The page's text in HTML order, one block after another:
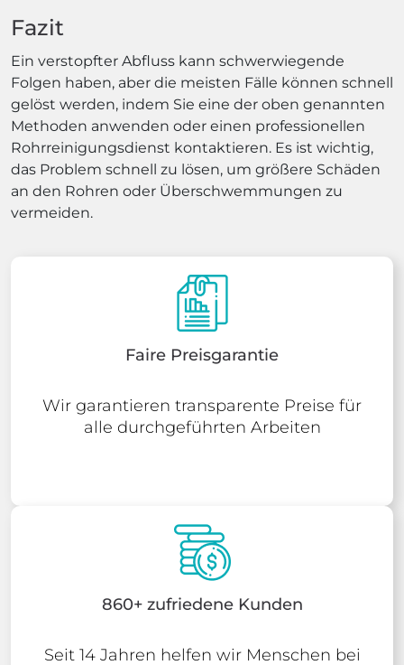
Fazit
Ein verstopfter Abfluss kann schwerwiegende
Folgen haben, aber die meisten Fälle können schnell
gelöst werden, indem Sie eine der oben genannten
Methoden anwenden oder einen professionellen
Rohrreinigungsdienst kontaktieren. Es ist wichtig,
das Problem schnell zu lösen, um größere Schäden
an den Rohren oder Überschwemmungen zu
vermeiden.
Faire Preisgarantie
Wir garantieren transparente Preise für
alle durchgeführten Arbeiten
860+ zufriedene Kunden
Seit 14 Jahren helfen wir Menschen bei